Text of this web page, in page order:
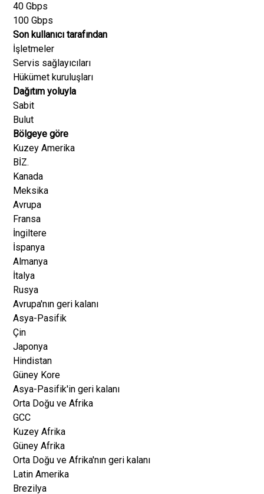
40 Gbps
100 Gbps
Son kullanıcı tarafından
İşletmeler
Servis sağlayıcıları
Hükümet kuruluşları
Dağıtım yoluyla
Sabit
Bulut
Bölgeye göre
Kuzey Amerika
BİZ.
Kanada
Meksika
Avrupa
Fransa
İngiltere
İspanya
Almanya
İtalya
Rusya
Avrupa'nın geri kalanı
Asya-Pasifik
Çin
Japonya
Hindistan
Güney Kore
Asya-Pasifik'in geri kalanı
Orta Doğu ve Afrika
GCC
Kuzey Afrika
Güney Afrika
Orta Doğu ve Afrika'nın geri kalanı
Latin Amerika
Brezilya